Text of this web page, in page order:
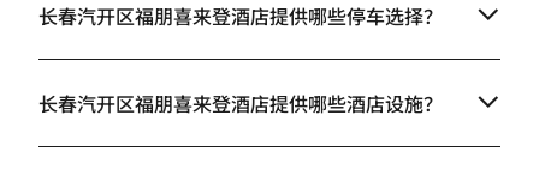
长春汽开区福朋喜来登酒店提供哪些停车选择？
长春汽开区福朋喜来登酒店提供哪些酒店设施？